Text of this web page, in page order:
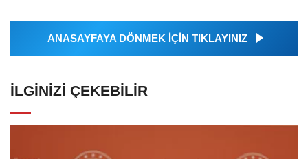
ANASAYFAYA DÖNMEK İÇİN TIKLAYINIZ
İLGINIZI ÇEKEBILIR